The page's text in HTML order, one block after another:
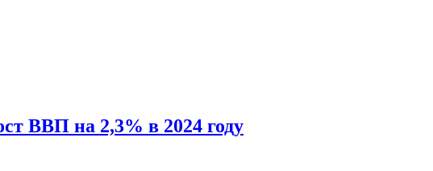
ВВП на 2,3% в 2024 году